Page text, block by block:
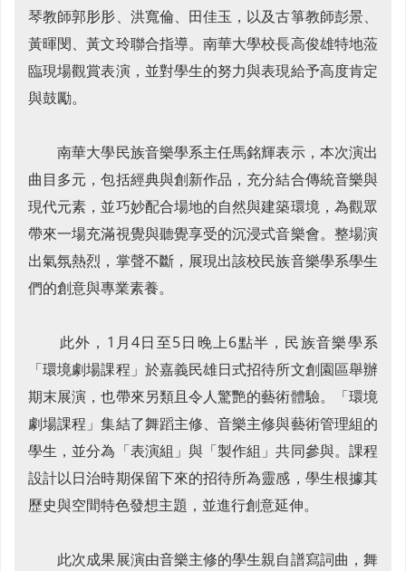
琴教師郭肜肜、洪寬倫、田佳玉，以及古箏教師彭景、
黃暉閔、黃文玲聯合指導。南華大學校長高俊雄特地蒞
臨現場觀賞表演，並對學生的努力與表現給予高度肯定
與鼓勵。
南華大學民族音樂學系主任馬銘輝表示，本次演出
曲目多元，包括經典與創新作品，充分結合傳統音樂與
現代元素，並巧妙配合場地的自然與建築環境，為觀眾
帶來一場充滿視覺與聽覺享受的沉浸式音樂會。整場演
出氣氛熱烈，掌聲不斷，展現出該校民族音樂學系學生
們的創意與專業素養。
此外，1月4日至5日晚上6點半，民族音樂學系
「環境劇場課程」於嘉義民雄日式招待所文創園區舉辦
期末展演，也帶來另類且令人驚艷的藝術體驗。「環境
劇場課程」集結了舞蹈主修、音樂主修與藝術管理組的
學生，並分為「表演組」與「製作組」共同參與。課程
設計以日治時期保留下來的招待所為靈感，學生根據其
歷史與空間特色發想主題，並進行創意延伸。
此次成果展演由音樂主修的學生親自譜寫詞曲，舞